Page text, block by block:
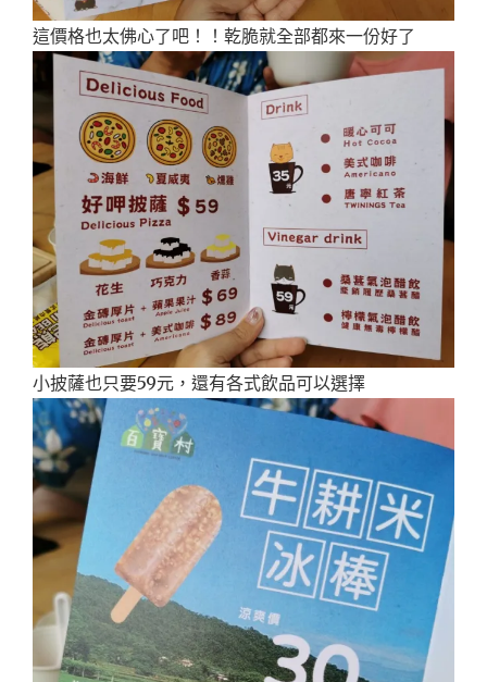
這價格也太佛心了吧！！乾脆就全部都來一份好了
小披薩也只要59元，還有各式飲品可以選擇